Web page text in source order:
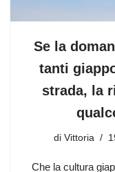
Se la
tanti
strada, la
di Vittoria
Che la cultura